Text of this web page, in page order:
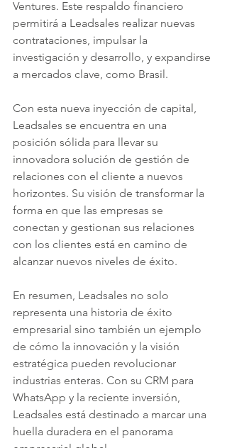
Ventures. Este respaldo financiero
permitirá a Leadsales realizar nuevas
contrataciones, impulsar la
investigación y desarrollo, y expandirse
a mercados clave, como Brasil.
Con esta nueva inyección de capital,
Leadsales se encuentra en una
posición sólida para llevar su
innovadora solución de gestión de
relaciones con el cliente a nuevos
horizontes. Su visión de transformar la
forma en que las empresas se
conectan y gestionan sus relaciones
con los clientes está en camino de
alcanzar nuevos niveles de éxito.
En resumen, Leadsales no solo
representa una historia de éxito
empresarial sino también un ejemplo
de cómo la innovación y la visión
estratégica pueden revolucionar
industrias enteras. Con su CRM para
WhatsApp y la reciente inversión,
Leadsales está destinado a marcar una
huella duradera en el panorama